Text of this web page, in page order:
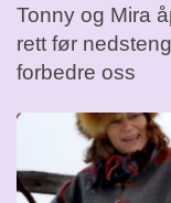
Tonny og Mira
rett før
forbedre oss